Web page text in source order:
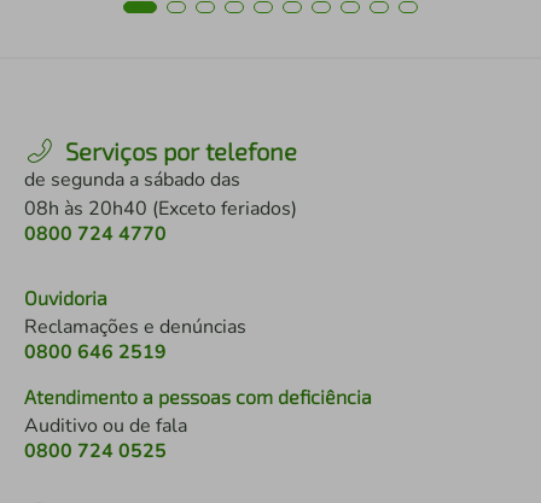
Serviços por telefone
de segunda a sábado das
08h às 20h40 (Exceto feriados)
0800 724 4770
Ouvidoria
Reclamações e denúncias
0800 646 2519
Atendimento a pessoas com deficiência
Auditivo ou de fala
0800 724 0525